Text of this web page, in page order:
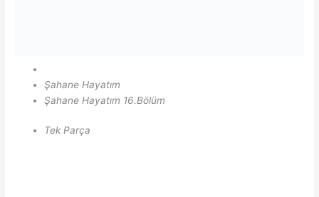
Şahane Hayatım
Şahane Hayatım 16.Bölüm
Tek Parça